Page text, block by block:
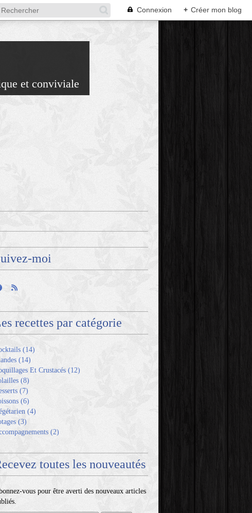
Connexion + Créer mon blog
et conviviale
moi
recettes par catégorie
(14)
(14)
Et Crustacés (12)
(8)
(7)
(6)
(4)
(3)
(2)
toutes les nouveautés
vous pour être averti des nouveaux articles